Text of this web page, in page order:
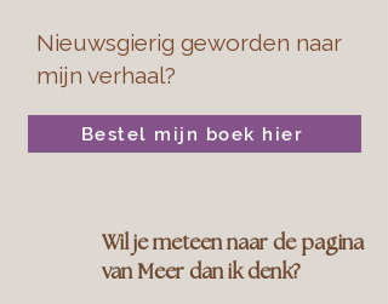
Nieuwsgierig geworden naar
mijn verhaal?
Bestel mijn boek hier
Wil je meteen naar de pagina
van Meer dan ik denk?